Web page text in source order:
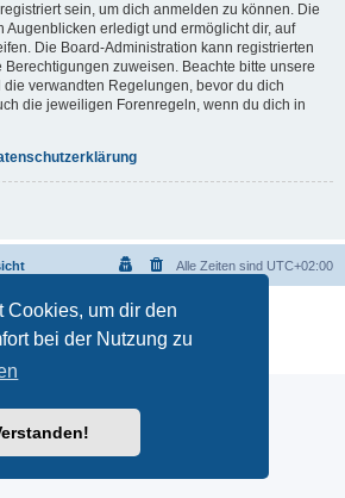
Cookies, um dir den
bei der Nutzung zu
sein, um dich anmelden zu können. Die
Augenblicken erledigt und ermöglicht dir, auf
Die Board-Administration kann registrierten
Berechtigungen zuweisen. Beachte bitte unsere
verwandten Regelungen, bevor du dich
die jeweiligen Forenregeln, wenn du dich in
Alle Zeiten sind UTC+02:00
® Forum Software © phpBB Limited
Übersetzung durch
Nutzungsbedingungen